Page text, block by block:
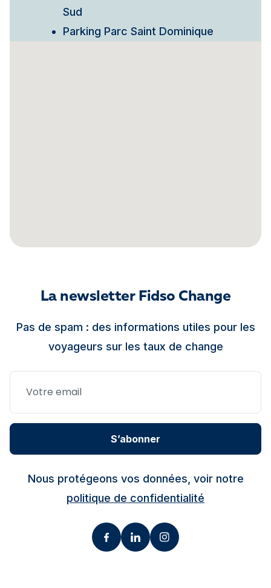
Sud
Parking Parc Saint Dominique
La newsletter Fidso Change
Pas de spam : des informations utiles pour les
voyageurs sur les taux de change
S’abonner
Nous protégeons vos données, voir notre
politique de confidentialité